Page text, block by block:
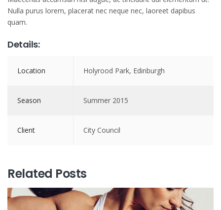
Nulla purus lorem, placerat nec neque nec, laoreet dapibus
quam.
Details:
Location Holyrood Park, Edinburgh
Season Summer 2015
Client City Council
Related Posts